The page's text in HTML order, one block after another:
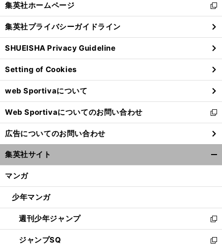
閉
る
集英社ホームページ
新
し
い
ウ
ィ
ン
ド
ウ
で
開
く
集英社プライバシーガイドライン
SHUEISHA Privacy Guideline
Setting of Cookies
web Sportivaについて
Web Sportivaについてのお問い合わせ
新
し
い
ウ
ィ
ン
ウ
開
く
広告についてのお問い合わせ
集英社サイト
マンガ
少年マンガ
週刊少年ジャンプ
新
し
い
ジャンプSQ
新